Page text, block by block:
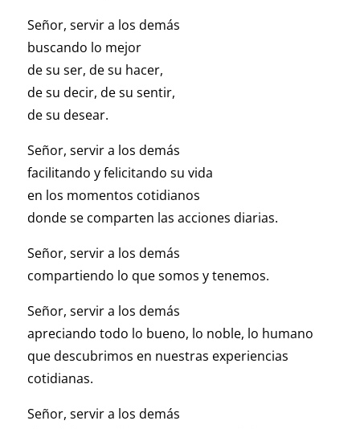
Señor, servir a los demás
buscando lo mejor
de su ser, de su hacer,
de su decir, de su sentir,
de su desear.
Señor, servir a los demás
facilitando y felicitando su vida
en los momentos cotidianos
donde se comparten las acciones diarias.
Señor, servir a los demás
compartiendo lo que somos y tenemos.
Señor, servir a los demás
apreciando todo lo bueno, lo noble, lo humano
que descubrimos en nuestras experiencias
cotidianas.
Señor, servir a los demás